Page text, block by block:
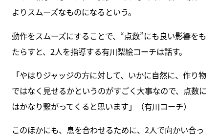
よりスムーズなものになるという。
動作をスムーズにすることで、“点数”にも良い影響をも
たらすと、2人を指導する有川梨絵コーチは話す。
「やはりジャッジの方に対して、いかに自然に、作り物
ではなく見せるかというのがすごく大事なので、点数に
はかなり繋がってくると思います」（有川コーチ）
このほかにも、息を合わせるために、2人で向かい合っ